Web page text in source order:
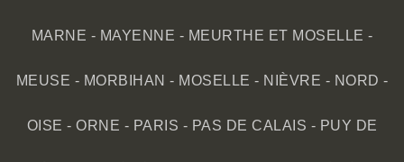
MARNE - MAYENNE - MEURTHE ET MOSELLE -
MEUSE - MORBIHAN - MOSELLE - NIÈVRE - NORD -
OISE - ORNE - PARIS - PAS DE CALAIS - PUY DE